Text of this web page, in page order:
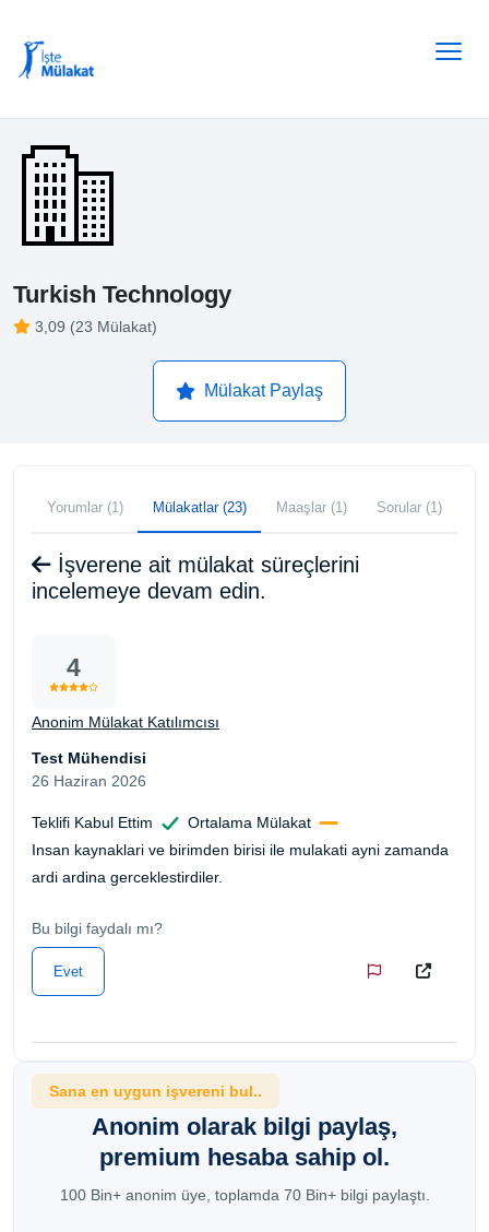
Turkish Technology
3,09 (23 Mülakat)
Mülakat Paylaş
Yorumlar (1) Mülakatlar (23) Maaşlar (1) Sorular (1)
İşverene ait mülakat süreçlerini
incelemeye devam edin.
4
Anonim Mülakat Katılımcısı
Test Mühendisi
26 Haziran 2026
Teklifi Kabul Ettim
Ortalama Mülakat
Insan kaynaklari ve birimden birisi ile mulakati ayni zamanda
ardi ardina gerceklestirdiler.
Bu bilgi faydalı mı?
Evet
Sana en uygun işvereni bul..
Anonim olarak bilgi paylaş,
premium hesaba sahip ol.
100 Bin+ anonim üye, toplamda 70 Bin+ bilgi paylaştı.